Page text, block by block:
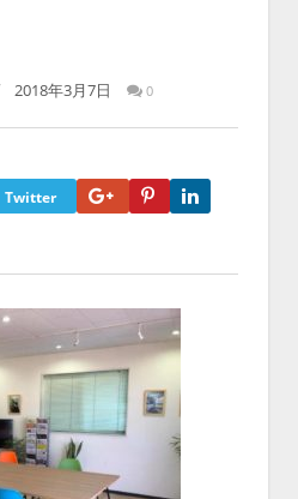
2018年3月7日 0
Twitter Google+Pinterest